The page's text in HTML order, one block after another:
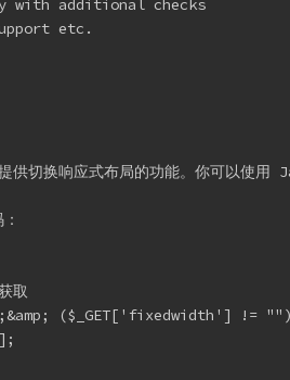
with additional checks
etc.
切换响应式布局的功能。你可以使
取
($_GET['fixedwidth'] !=